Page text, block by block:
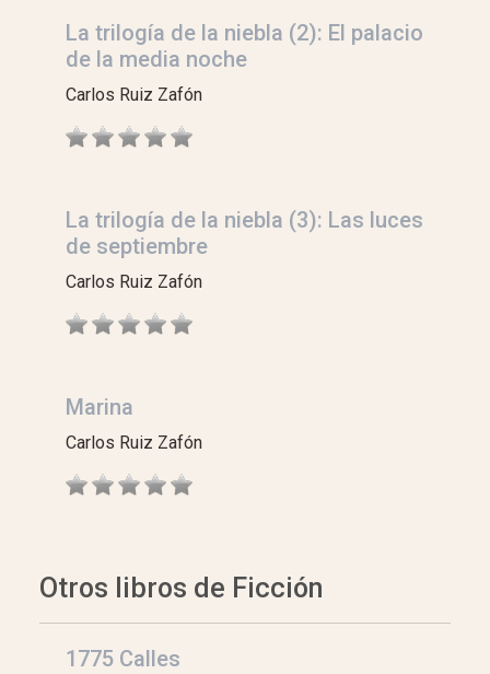
La trilogía de la niebla (2): El palacio
de la media noche
Carlos Ruiz Zafón
La trilogía de la niebla (3): Las luces
de septiembre
Carlos Ruiz Zafón
Marina
Carlos Ruiz Zafón
Otros libros de Ficción
1775 Calles